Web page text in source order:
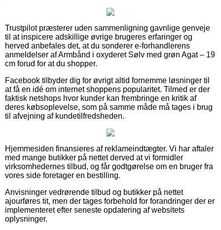
Trustpilot præsterer uden sammenligning gavnlige genveje
til at inspicere adskillige øvrige brugeres erfaringer og
herved anbefales det, at du sonderer e-forhandlerens
anmeldelser af Armbånd i oxyderet Sølv med grøn Agat – 19
cm forud for at du shopper.
Facebook tilbyder dig for øvrigt altid fornemme løsninger til
at få en idé om internet shoppens popularitet. Tilmed er der
faktisk netshops hvor kunder kan frembringe en kritik af
deres købsoplevelse, som på samme måde må tages i brug
til afvejning af kundetilfredsheden.
Hjemmesiden finansieres af reklameindtægter. Vi har aftaler
med mange butikker på nettet derved at vi formidler
virksomhedernes tilbud, og får godtgørelse om en bruger fra
vores side foretager en bestilling.
Anvisninger vedrørende tilbud og butikker på nettet
ajourføres tit, men der tages forbehold for forandringer der er
implementeret efter seneste opdatering af websitets
oplysninger.